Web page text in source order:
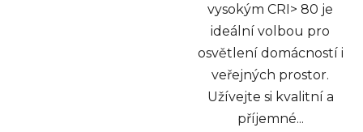
vysokým CRI> 80 je
ideální volbou pro
osvětlení domácností i
veřejných prostor.
Užívejte si kvalitní a
příjemné...